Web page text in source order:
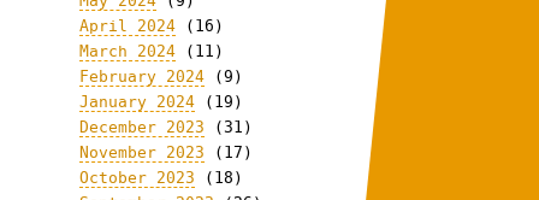
April 2024 (16)
March 2024 (11)
February 2024 (9)
January 2024 (19)
December 2023 (31)
November 2023 (17)
October 2023 (18)